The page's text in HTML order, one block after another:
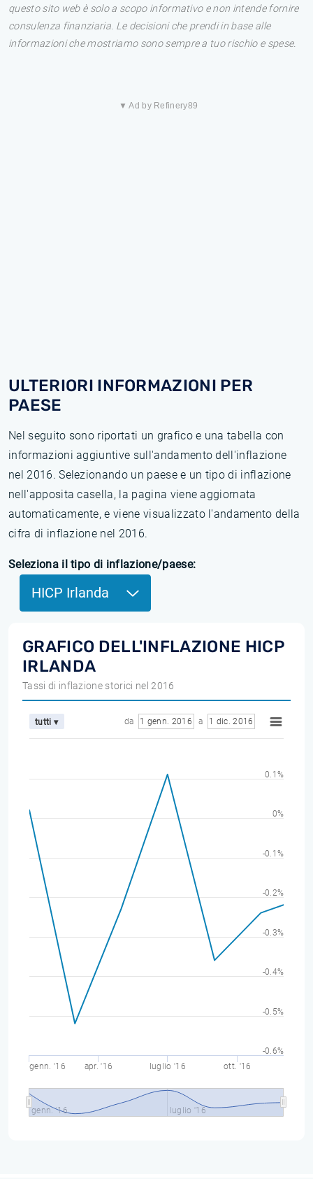
questo sito web è solo a scopo informativo e non intende fornire
consulenza finanziaria. Le decisioni che prendi in base alle
informazioni che mostriamo sono sempre a tuo rischio e spese.
▼ Ad by Refinery89
ULTERIORI INFORMAZIONI PER
PAESE
Nel seguito sono riportati un grafico e una tabella con
informazioni aggiuntive sull'andamento dell'inflazione
nel 2016. Selezionando un paese e un tipo di inflazione
nell'apposita casella, la pagina viene aggiornata
automaticamente, e viene visualizzato l'andamento della
cifra di inflazione nel 2016.
Seleziona il tipo di inflazione/paese:
HICP Irlanda
GRAFICO DELL'INFLAZIONE HICP
IRLANDA
Tassi di inflazione storici nel 2016
tutti ▾ da 1 genn. 2016 a 1 dic. 2016
genn. '16 apr. '16 luglio '16 ott. '16
genn. '16 luglio '16
-0.6%
-0.5%
-0.4%
-0.3%
-0.2%
-0.1%
0%
0.1%